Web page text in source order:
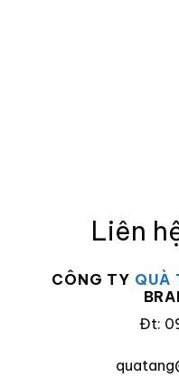
Liên
CÔNG TY QUÀ
Đt: